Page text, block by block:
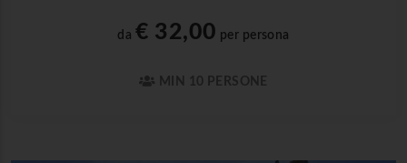
da € 32,00 per persona
MIN 10 PERSONE